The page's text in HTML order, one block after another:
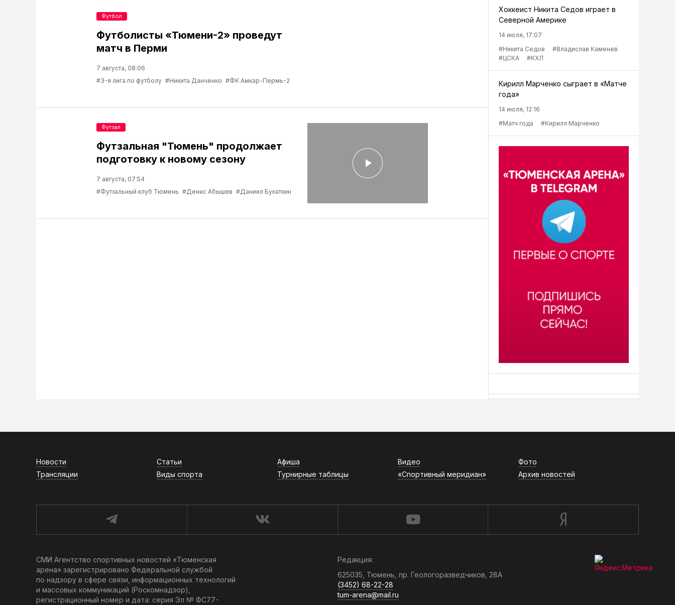
Футболисты «Тюмени-2» проведут
матч в Перми
7 августа, 08:06
#3-я лига по футболу #Никита Данченко #ФК Амкар-Пермь-2
Футбол
Футзальная "Тюмень" продолжает
подготовку к новому сезону
7 августа, 07:54
#Футзальный клуб Тюмень #Денис Абышев #Даниил Букаткин
Футзал
Хоккеист Никита Седов играет в
Северной Америке
14 июля, 17:07
#Никита Седов
#Владислав Каменев
#ЦСКА
#КХЛ
Кирилл Марченко сыграет в «Матче
года»
14 июля, 12:16
#Матч года
#Кирилл Марченко
Новости Статьи Афиша Видео
Фото
Трансляции
Виды спорта Турнирные таблицы «Спортивный меридиан» Архив новостей
СМИ Агентство спортивных новостей «Тюменская
арена» зарегистрировано Федеральной службой
по надзору в сфере связи, информационных технологий
и массовых коммуникаций (Роскомнадзор),
регистрационный номер и дата: серия Эл № ФС77-
Редакция:
625035, Тюмень, пр. Геологоразведчиков, 28А
(3452) 68-22-28
tum-arena@mail.ru